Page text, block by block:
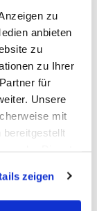
zu
anbieten
zu
zu Ihrer
für
Unsere
mit
bereitgestellt
zeigen